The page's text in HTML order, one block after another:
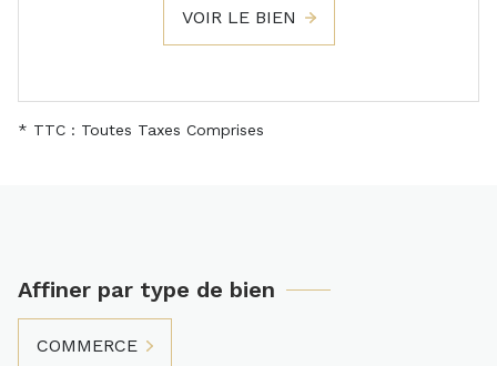
VOIR LE BIEN
* TTC : Toutes Taxes Comprises
Affiner par type de bien
COMMERCE